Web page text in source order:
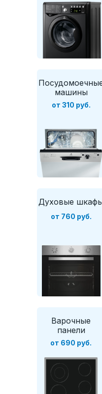
от 310 руб.
машины
от 760 руб.
Духовые
от 690 руб.
Варочные
панели